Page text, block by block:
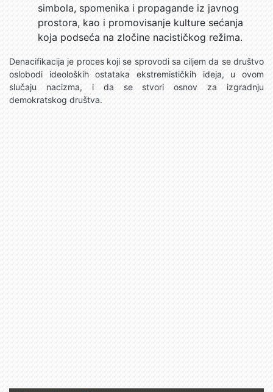
simbola, spomenika i propagande iz javnog
prostora, kao i promovisanje kulture sećanja
koja podseća na zločine nacističkog režima.
Denacifikacija je proces koji se sprovodi sa ciljem da se društvo
oslobodi ideoloških ostataka ekstremističkih ideja, u ovom
slučaju nacizma, i da se stvori osnov za izgradnju
demokratskog društva.